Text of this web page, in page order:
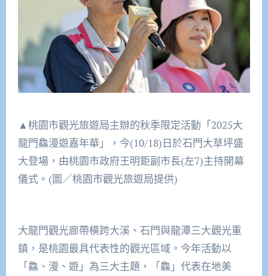
▲桃園市觀光旅遊局主辦的秋季限定活動「2025大
龍門鱻漫遊嘉年華」，今(10/18)日於石門大草坪盛
大登場，由桃園市政府王明鉅副市長(左7)主持開幕
儀式。(圖／桃園市觀光旅遊局提供)
大龍門觀光廊帶橫跨大溪、石門與龍潭三大觀光重
鎮，是桃園最具代表性的觀光區域。今年活動以
「鱻、漫、遊」為三大主題，「鱻」代表在地美